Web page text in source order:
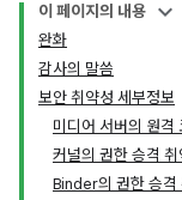
이 페이지의 내용
완화
감사의 말씀
보안 취약성 세부정보
미디어 서버의 원격
커널의 권한 승격 취
Binder의 권한 승격